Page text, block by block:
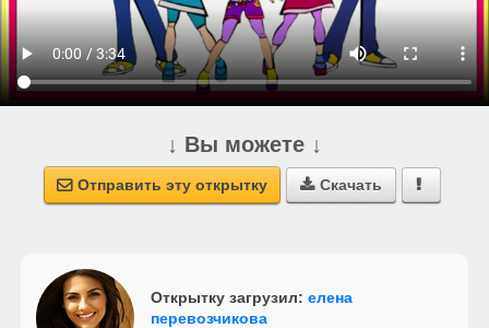
↓ Вы можете ↓
 Отправить эту открытку  Скачать 
Открытку загрузил: елена
перевозчикова